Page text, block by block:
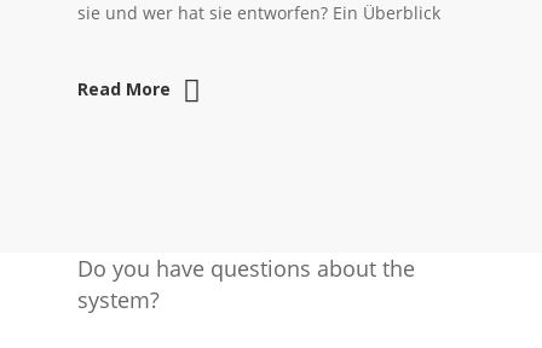
sie und wer hat sie entworfen? Ein Überblick
Read More
Do you have questions about the
system?